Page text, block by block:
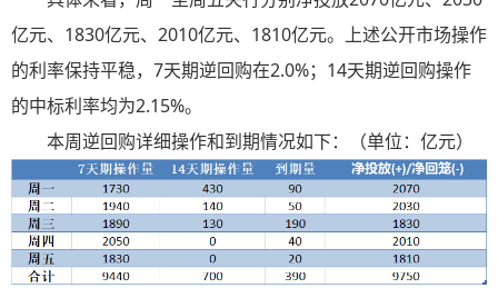
亿元、1830亿元、2010亿元、1810亿元。上述公开市场操作
的利率保持平稳，7天期逆回购在2.0%；14天期逆回购操作
的中标利率均为2.15%。
本周逆回购详细操作和到期情况如下：（单位：亿元）